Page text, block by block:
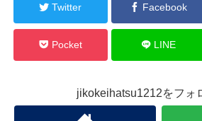
Twitter Facebook
Pocket LINE
jikokeihatsu1212をフォ